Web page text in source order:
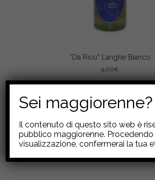
“Da Ricu” Langhe Bianco
9,00€
Sei maggiorenne?
Il contenuto di questo sito web è
pubblico maggiorenne.
visualizzazione, confermerai la tua